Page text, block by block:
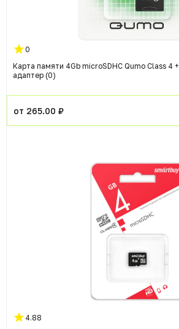
0
Карта памяти 4Gb microSDHC Qumo Class 4 +
адаптер (0)
от 265.00 ₽
4.88